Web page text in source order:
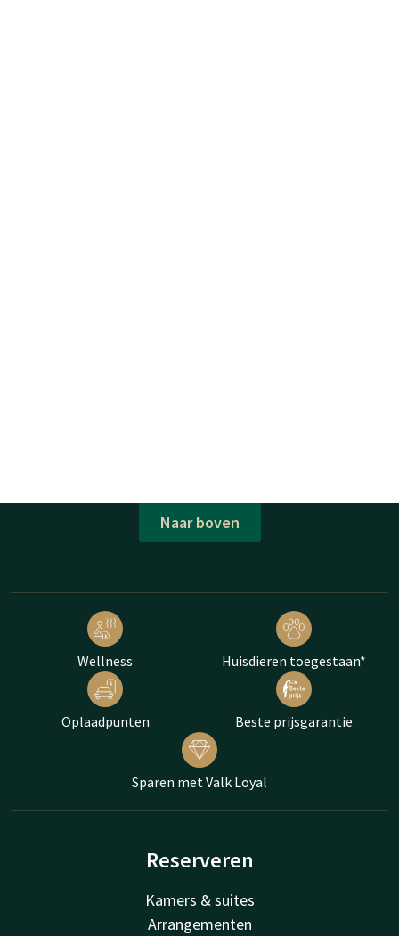
Naar boven
Wellness Huisdieren toegestaan*
Oplaadpunten Beste prijsgarantie
Sparen met Valk Loyal
Reserveren
Kamers & suites
Arrangementen